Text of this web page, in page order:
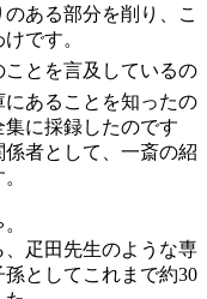
のある部分を削り、こ
です。
とを言及しているの
にあることを知ったの
に採録したのです
者として、一斎の紹
疋田先生のような専
としてこれまで約30